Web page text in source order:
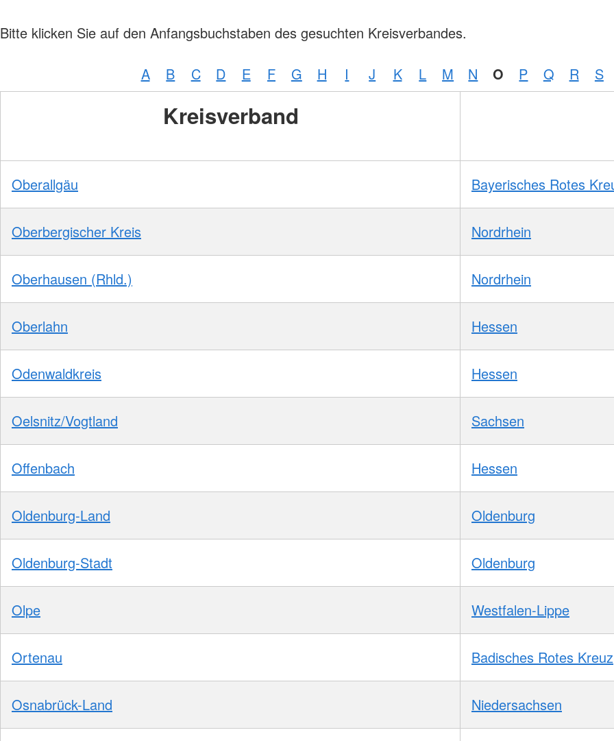
Bitte klicken Sie auf den Anfangsbuchstaben des gesuchten Kreisverbandes.
A B C D E F G H I J K L M N O P Q R S
Kreisverband
Oberallgäu Bayerisches Rotes
Oberbergischer Kreis Nordrhein
Oberhausen (Rhld.) Nordrhein
Oberlahn Hessen
Odenwaldkreis Hessen
Oelsnitz/Vogtland Sachsen
Offenbach Hessen
Oldenburg-Land Oldenburg
Oldenburg-Stadt Oldenburg
Olpe Westfalen-Lippe
Ortenau Badisches Rotes Kreuz
Osnabrück-Land Niedersachsen